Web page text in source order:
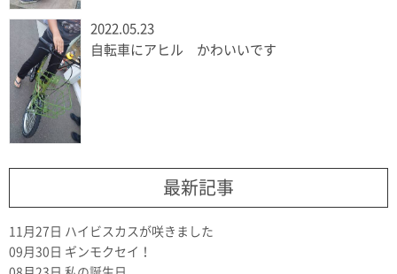
2022.05.23
自転車にアヒル かわいいです
最新記事
11月27日 ハイビスカスが咲きました
09月30日 ギンモクセイ！